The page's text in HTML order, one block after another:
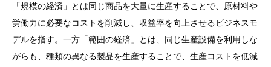
「規模の経済」とは同じ商品を大量に生産することで、原材料や
労働力に必要なコストを削減し、収益率を向上させるビジネスモ
デルを指す。一方「範囲の経済」とは、同じ生産設備を利用しな
がらも、種類の異なる製品を生産することで、生産コストを低減